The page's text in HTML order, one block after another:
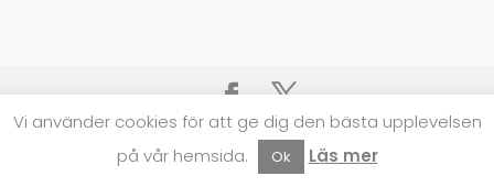
UNICORN SAKER| © 2019 - 2025 Alla rättigheter
förbehållna
Vi använder cookies för att ge dig den bästa upplevelsen
på vår hemsida.
Ok Läs mer